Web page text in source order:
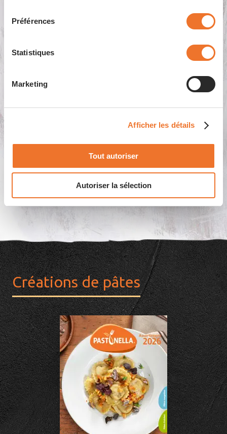
Préférences
Statistiques
Marketing
Afficher les détails
Tout autoriser
Autoriser la sélection
Captivez vos hôtes avec les
garnitures populaires et
Créations de pâtes